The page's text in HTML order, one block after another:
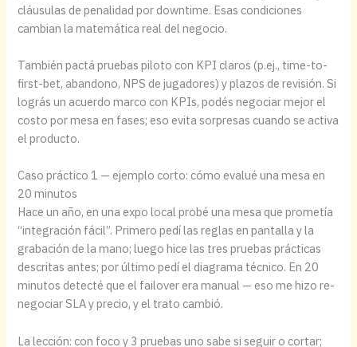
cláusulas de penalidad por downtime. Esas condiciones
cambian la matemática real del negocio.
También pactá pruebas piloto con KPI claros (p.ej., time-to-
first-bet, abandono, NPS de jugadores) y plazos de revisión. Si
lográs un acuerdo marco con KPIs, podés negociar mejor el
costo por mesa en fases; eso evita sorpresas cuando se activa
el producto.
Caso práctico 1 — ejemplo corto: cómo evalué una mesa en
20 minutos
Hace un año, en una expo local probé una mesa que prometía
“integración fácil”. Primero pedí las reglas en pantalla y la
grabación de la mano; luego hice las tres pruebas prácticas
descritas antes; por último pedí el diagrama técnico. En 20
minutos detecté que el failover era manual — eso me hizo re-
negociar SLA y precio, y el trato cambió.
La lección: con foco y 3 pruebas uno sabe si seguir o cortar;